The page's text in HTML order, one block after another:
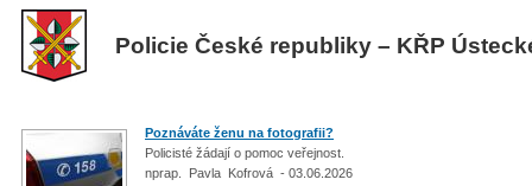
Policie České republiky – KŘP
Poznáváte ženu na fotografii?
Policisté žádají o pomoc veřejnost.
nprap. Pavla Kofrová - 03.06.2026